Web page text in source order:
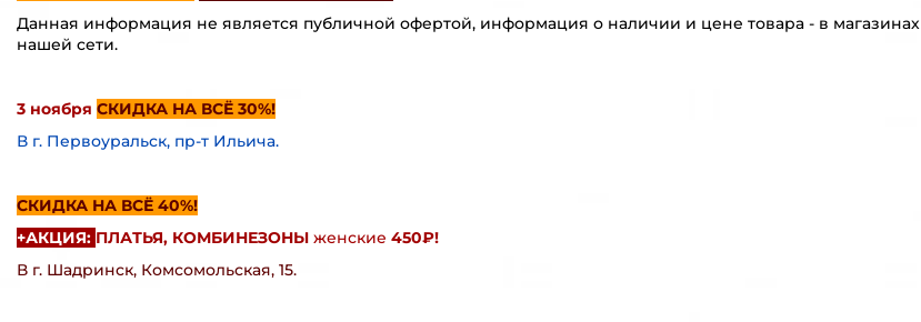
Данная информация не является публичной офертой, информация о наличии и цене товара - в магазинах
нашей сети.
3 ноября СКИДКА НА ВСЁ 30%!
В г. Первоуральск, пр-т Ильича.
СКИДКА НА ВСЁ 40%!
+АКЦИЯ: ПЛАТЬЯ, КОМБИНЕЗОНЫ женские 450₽!
В г. Шадринск, Комсомольская, 15.